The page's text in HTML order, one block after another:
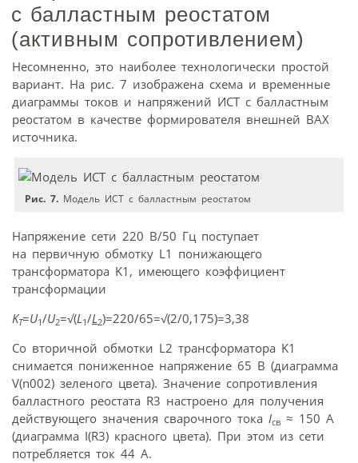
с балластным реостатом
(активным сопротивлением)
Несомненно, это наиболее технологически простой
вариант. На рис. 7 изображена схема и временные
диаграммы токов и напряжений ИСТ с балластным
реостатом в качестве формирователя внешней ВАХ
источника.
Рис. 7. Модель ИСТ с балластным реостатом
Напряжение сети 220 В/50 Гц поступает
на первичную обмотку L1 понижающего
трансформатора K1, имеющего коэффициент
трансформации
KT=U1/U2=√(L1/L2)=220/65=√(2/0,175)=3,38
Со вторичной обмотки L2 трансформатора K1
снимается пониженное напряжение 65 В (диаграмма
V(n002) зеленого цвета). Значение сопротивления
балластного реостата R3 настроено для получения
действующего значения сварочного тока Iсв ≈ 150 А
(диаграмма I(R3) красного цвета). При этом из сети
потребляется ток 44 А.